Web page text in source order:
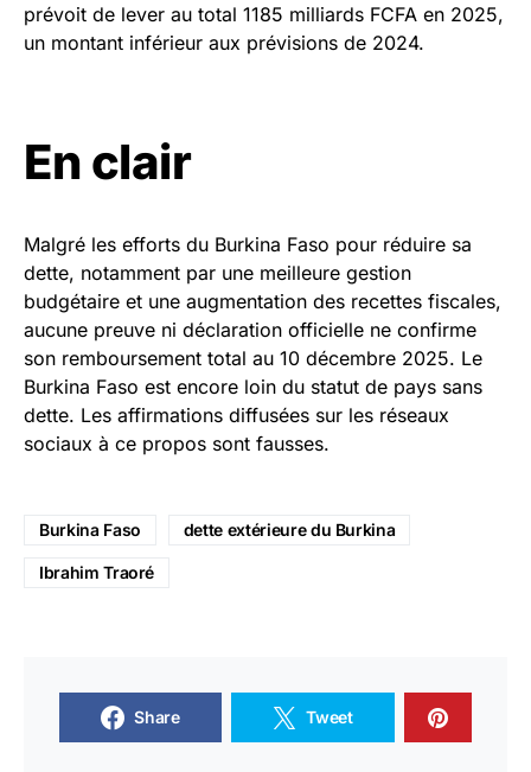
prévoit de lever au total 1185 milliards FCFA en 2025,
un montant inférieur aux prévisions de 2024.
En clair
Malgré les efforts du Burkina Faso pour réduire sa
dette, notamment par une meilleure gestion
budgétaire et une augmentation des recettes fiscales,
aucune preuve ni déclaration officielle ne confirme
son remboursement total au 10 décembre 2025. Le
Burkina Faso est encore loin du statut de pays sans
dette. Les affirmations diffusées sur les réseaux
sociaux à ce propos sont fausses.
Burkina Faso dette extérieure du Burkina
Ibrahim Traoré
Share Tweet